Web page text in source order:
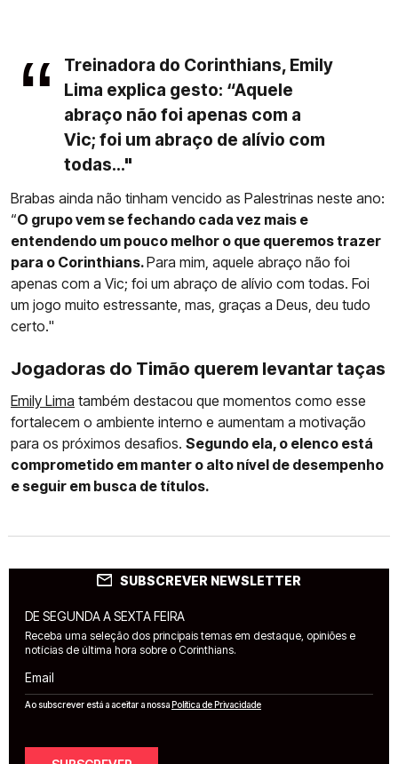
Treinadora do Corinthians, Emily
Lima explica gesto: “Aquele
abraço não foi apenas com a
Vic; foi um abraço de alívio com
todas..."
Brabas ainda não tinham vencido as Palestrinas neste ano:
“O grupo vem se fechando cada vez mais e
entendendo um pouco melhor o que queremos trazer
para o Corinthians.Para mim, aquele abraço não foi
apenas com a Vic; foi um abraço de alívio com todas. Foi
um jogo muito estressante, mas, graças a Deus, deu tudo
certo."
Jogadoras do Timão querem levantar taças
Emily Lima também destacou que momentos como esse
fortalecem o ambiente interno e aumentam a motivação
para os próximos desafios. Segundo ela, o elenco está
comprometido em manter o alto nível de desempenho
e seguir em busca de títulos.
SUBSCREVER NEWSLETTER
DE SEGUNDA A SEXTA FEIRA
Receba uma seleção dos principais temas em destaque, opiniões e
notícias de última hora sobre o Corinthians.
Email
Ao subscrever está a aceitar a nossaPolítica de Privacidade